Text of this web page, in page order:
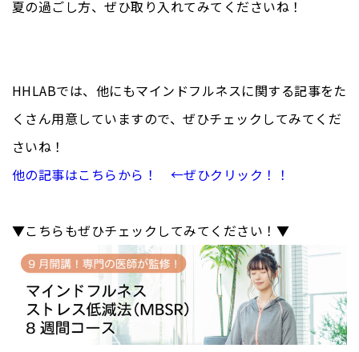
夏の過ごし方、ぜひ取り入れてみてくださいね！
HHLABでは、他にもマインドフルネスに関する記事をた
くさん用意していますので、ぜひチェックしてみてくだ
さいね！
他の記事はこちらから！ ←ぜひクリック！！
▼こちらもぜひチェックしてみてください！▼